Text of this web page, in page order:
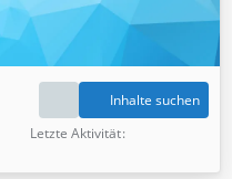
Inhalte suchen
Letzte Aktivität